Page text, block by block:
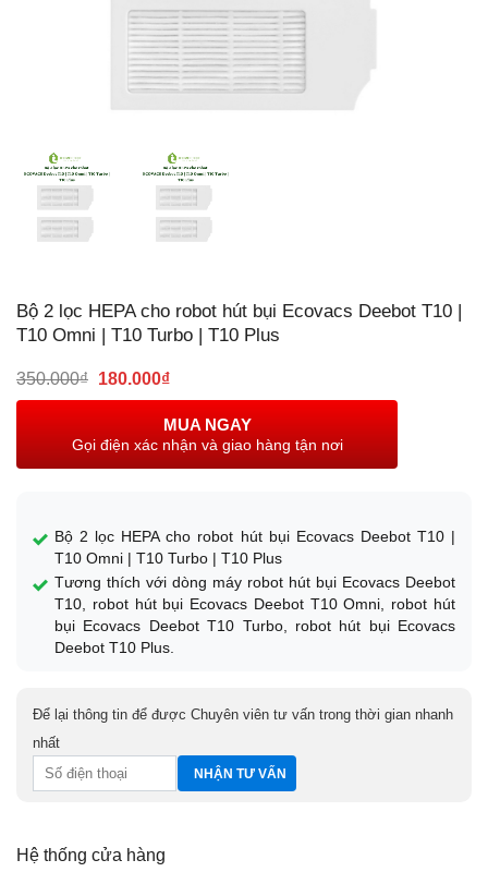
Bộ 2 lọc HEPA cho robot hút bụi Ecovacs Deebot T10 |
T10 Omni | T10 Turbo | T10 Plus
350.000₫ Giá
350.000₫.
180.000₫Giá
là:
180.000₫.
MUA NGAY
Gọi điện xác nhận và giao hàng tận nơi
Bộ 2 lọc HEPA cho robot hút bụi Ecovacs Deebot T10 |
T10 Omni | T10 Turbo | T10 Plus
Tương thích với dòng máy robot hút bụi Ecovacs Deebot
T10, robot hút bụi Ecovacs Deebot T10 Omni, robot hút
bụi Ecovacs Deebot T10 Turbo, robot hút bụi Ecovacs
Deebot T10 Plus.
Để lại thông tin để được Chuyên viên tư vấn trong thời gian nhanh
nhất
Hệ thống cửa hàng